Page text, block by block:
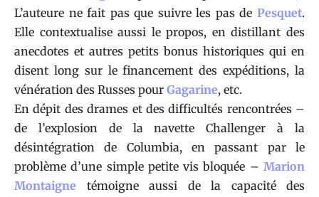
L’auteure ne fait pas que suivre les pas de Pesquet.
Elle contextualise aussi le propos, en distillant des
anecdotes et autres petits bonus historiques qui en
disent long sur le financement des expéditions, la
vénération des Russes pour Gagarine, etc.
En dépit des drames et des difficultés rencontrées –
de l’explosion de la navette Challenger à la
désintégration de Columbia, en passant par le
problème d’une simple petite vis bloquée – Marion
Montaigne témoigne aussi de la capacité des